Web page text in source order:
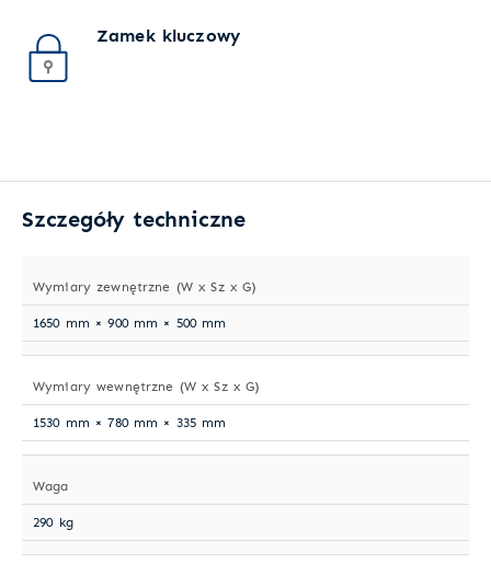
Zamek kluczowy
Szczegóły techniczne
Wymiary zewnętrzne (W x Sz x G)
1650 mm × 900 mm × 500 mm
Wymiary wewnętrzne (W x Sz x G)
1530 mm × 780 mm × 335 mm
Waga
290 kg